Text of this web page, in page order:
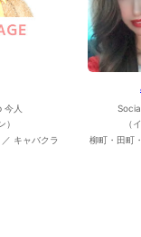
今人
）
キャバクラ
（
柳町・田町